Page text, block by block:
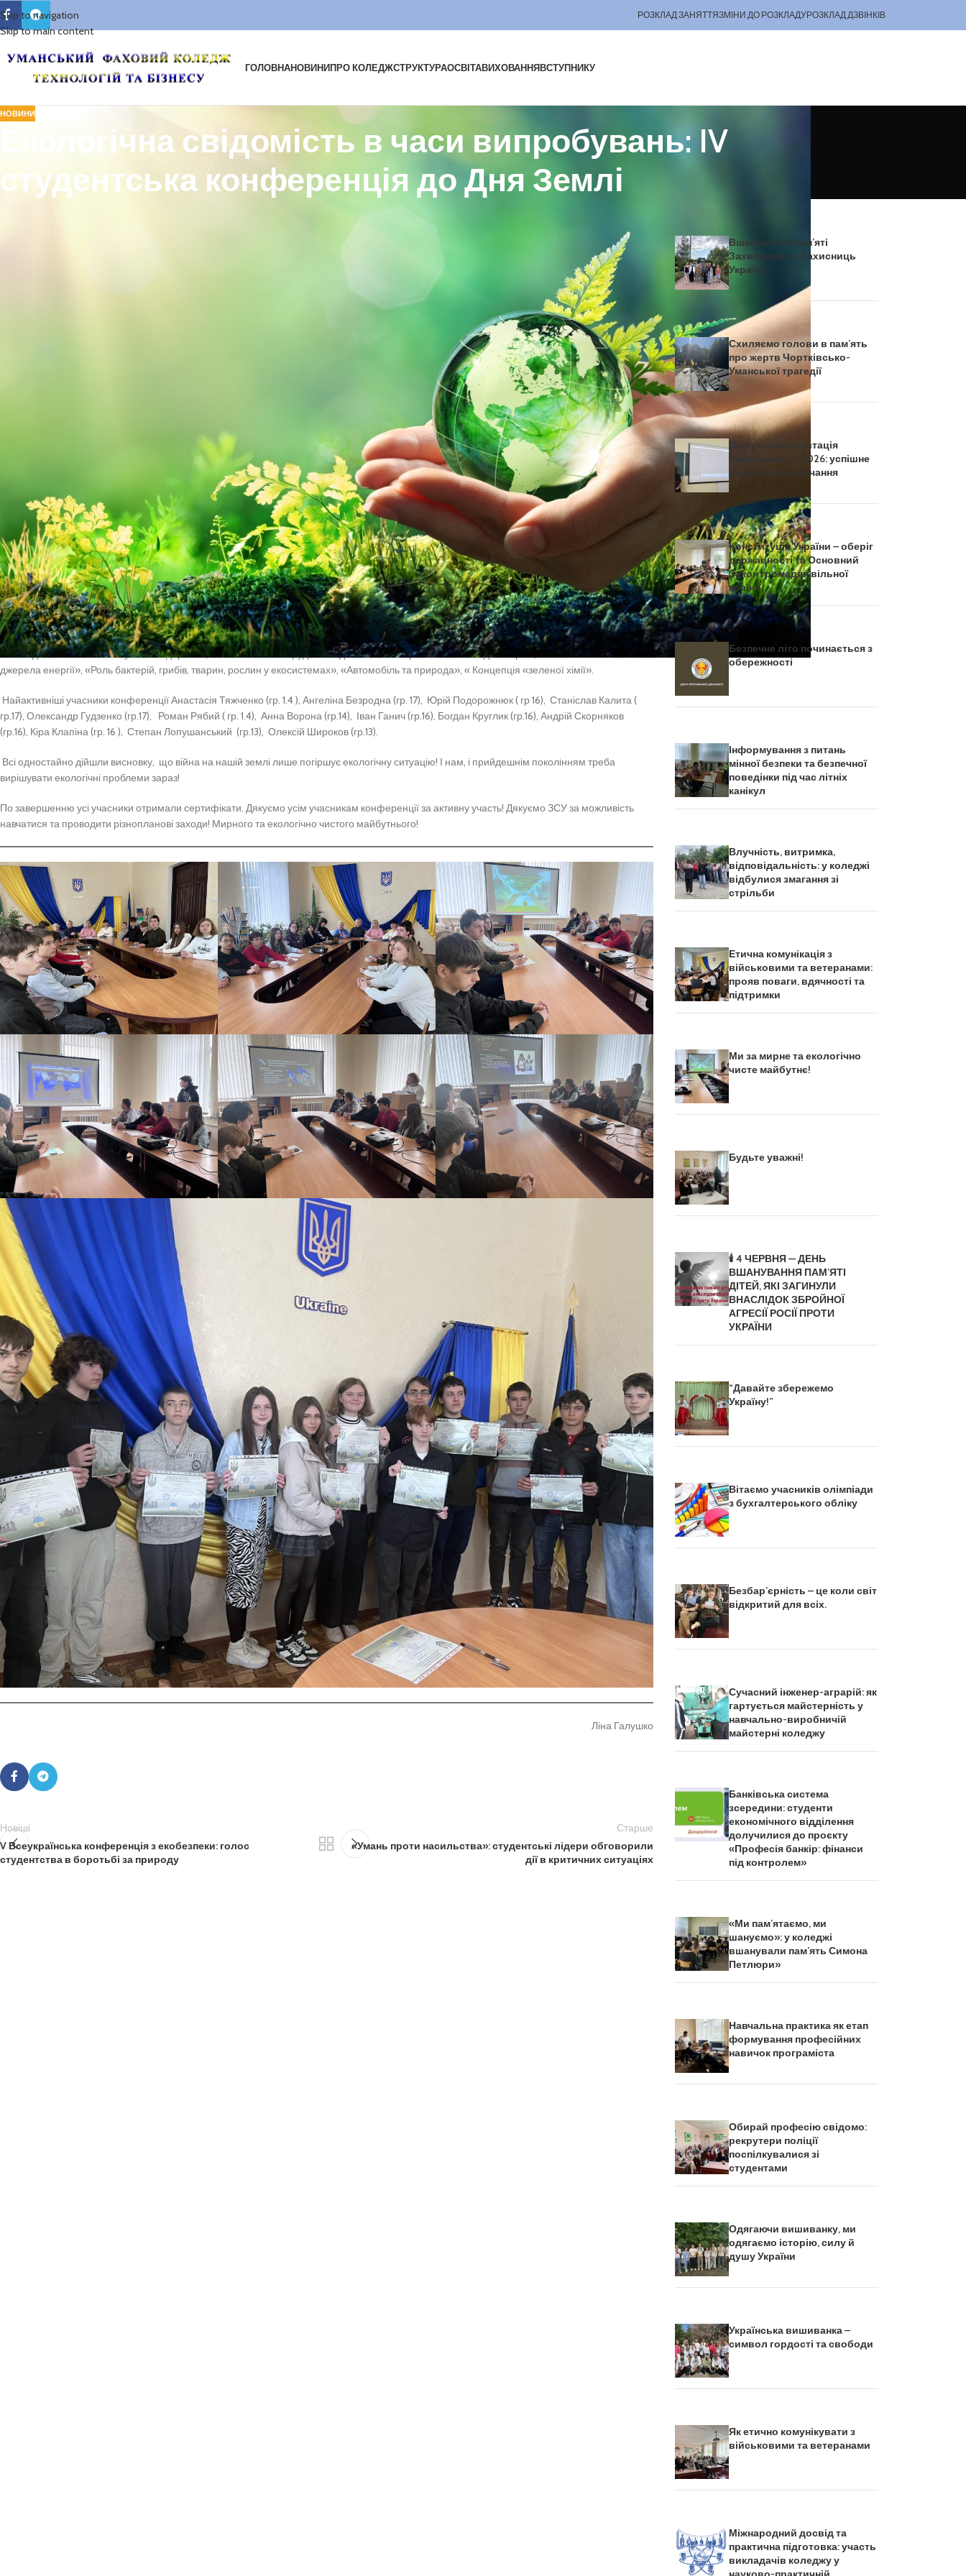
Skip to navigation
Skip to main content
РОЗКЛАД ЗАНЯТТЯЗМІНИ ДО РОЗКЛАДУРОЗКЛАД ДЗВІНКІВ
ГОЛОВНАНОВИНИПРО КОЛЕДЖСТРУКТУРАОСВІТАВИХОВАННЯВСТУПНИКУ
НОВИНИ
Екологічна свідомість в часи випробувань: IV
студентська конференція до Дня Землі
Для України сьогодні як ніколи актуальними є питання миру, захисту своєї землі, людей та довкілля, що страждають від російських окупантів.
У день Землі в різних країнах за традицією лунає Дзвін миру, закликаючи людей Землі відчути всепланетну спільність і докласти зусиль для
Не залишився осторонь і наш навчальний заклад. Напередодні в коледжі відбулась IV студентська екологічна конференція «Ми і довкілля в
Робота конференції відбувалась за III секціями:
II- Чинники екологічної небезпеки, їх вплив на людину та довкілля.
III-Aктуальні екологічні дослідження в різних галузях наук.
Конференція організована завідувачем відділення Галушко Л.Б. та цикловою комісією загальноосвітніх дисциплін за участю викладачів
природничого циклу Солтусенко Н.В., Зінцової С.В., Квашук О.М. Під час конференції обговорено надзвичайно важливі, актуальні питання та
заслухано доповіді здобувачів освіти: «Екологічні проблеми України в умовах війни», « Негативний вплив на екологію України
відпрацьованих гальванічних елементів», « Екологія Чорнобиля», «Забруднення довкілля та методи очищення повітря», « Нітрати, їх вплив
на організм людини», « ГМО- їжа майбутнього або ризик для здоров’я?», « Екологія і здоров’я людини», « Важкі метали та наслідки їх
застосування для людини», « Виробництво пакетів з крохмалю- крок до «зеленого» майбутнього», « Хімічні засоби захисту рослин»,
«Методика визначення віку живого дерева», «Визначення забруднення довкілля з використанням біоіндикаторів», «Екологічно чисті
джерела енергії», «Роль бактерій, грибів, тварин, рослин у екосистемах», «Автомобіль та природа», « Концепція «зеленої хімії».
Найактивніші учасники конференції Анастасія Тяжченко (гр. 1.4 ), Ангеліна Безродна (гр. 17), Юрій Подорожнюк ( гр 16), Станіслав Калита (
гр.17), Олександр Гудзенко (гр.17), Роман Рябий ( гр. 1.4), Анна Ворона (гр.14), Іван Ганич (гр.16), Богдан Круглик (гр.16), Андрій Скорняков
(гр.16), Кіра Клапіна (гр. 16 ), Степан Лопушанський (гр.13), Олексій Широков (гр.13).
Всі одностайно дійшли висновку, що війна на нашій землі лише погіршує екологічну ситуацію! І нам, і прийдешнім поколінням треба
вирішувати екологічні проблеми зараз!
По завершенню усі учасники отримали сертифікати. Дякуємо усім учасникам конференції за активну участь! Дякуємо ЗСУ за можливість
навчатися та проводити різнопланові заходи! Мирного та екологічно чистого майбутнього!
Ліна Галушко
Новіші
V Всеукраїнська конференція з екобезпеки: голос
студентства в боротьбі за природу
Старше
«Умань проти насильства»: студентські лідери обговорили
дії в критичних ситуаціях
Вшанування пам’яті
Захисників та Захисниць
України
Схиляємо голови в пам’ять
про жертв Чортківсько-
Уманської трагедії
Підсумкова атестація
випускників – 2026: успішне
завершення навчання
Конституція України – оберіг
державності та Основний
Закон громадян вільної
країни
Безпечне літо починається з
обережності
Інформування з питань
мінної безпеки та безпечної
поведінки під час літніх
канікул
Влучність, витримка,
відповідальність: у коледжі
відбулися змагання зі
стрільби
Етична комунікація з
військовими та ветеранами:
прояв поваги, вдячності та
підтримки
Ми за мирне та екологічно
чисте майбутнє!
Будьте уважні!
🕯️ 4 ЧЕРВНЯ — ДЕНЬ
ВШАНУВАННЯ ПАМ’ЯТІ
ДІТЕЙ, ЯКІ ЗАГИНУЛИ
ВНАСЛІДОК ЗБРОЙНОЇ
АГРЕСІЇ РОСІЇ ПРОТИ
УКРАЇНИ
“Давайте збережемо
Україну!”
Вітаємо учасників олімпіади
з бухгалтерського обліку
Безбар’єрність – це коли світ
відкритий для всіх.
Сучасний інженер-аграрій: як
гартується майстерність у
навчально-виробничій
майстерні коледжу
Банківська система
зсередини: студенти
економічного відділення
долучилися до проєкту
«Професія банкір: фінанси
під контролем»
«Ми пам’ятаємо, ми
шануємо»: у коледжі
вшанували пам’ять Симона
Петлюри»
Навчальна практика як етап
формування професійних
навичок програміста
Обирай професію свідомо:
рекрутери поліції
поспілкувалися зі
студентами
Одягаючи вишиванку, ми
одягаємо історію, силу й
душу України
Українська вишиванка –
символ гордості та свободи
Як етично комунікувати з
військовими та ветеранами
Міжнародний досвід та
практична підготовка: участь
викладачів коледжу у